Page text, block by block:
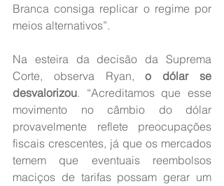
Branca consiga replicar o regime por
meios alternativos”.
Na esteira da decisão da Suprema
Corte, observa Ryan, o dólar se
desvalorizou. “Acreditamos que esse
movimento no câmbio do dólar
provavelmente reflete preocupações
fiscais crescentes, já que os mercados
temem que eventuais reembolsos
maciços de tarifas possam gerar um